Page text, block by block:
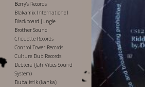
Berry's Records
Blakamix International
Blackboard Jungle
Brother Sound
Chouette Records
Control Tower Records
Culture Dub Records
Debtera (Jah Vibes Sound
System)
Dubalistik (kanka)